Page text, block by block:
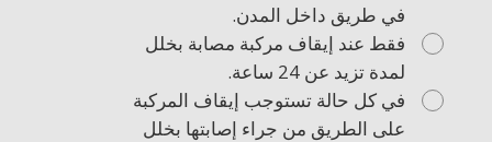
في طريق داخل المدن.
فقط عند إيقاف مركبة مصابة بخلل
لمدة تزيد عن 24 ساعة.
في كل حالة تستوجب إيقاف المركبة
على الطريق من جراء إصابتها بخلل